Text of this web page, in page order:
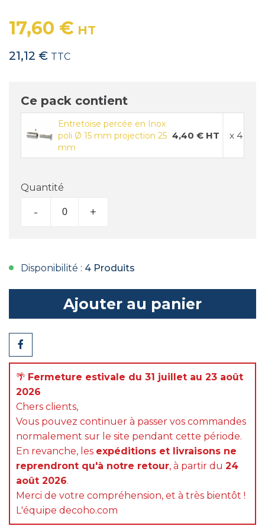
17,60 € HT
21,12 € TTC
Ce pack contient
Entretoise percée en Inox
poli Ø 15 mm projection 25
mm
4,40 € HT x 4
Quantité
- +
Disponibilité : 4 Produits
Ajouter au panier
Partager
🌴 Fermeture estivale du 31 juillet au 23 août
2026
Chers clients,
Vous pouvez continuer à passer vos commandes
normalement sur le site pendant cette période.
En revanche, les expéditions et livraisons ne
reprendront qu'à notre retour, à partir du 24
août 2026.
Merci de votre compréhension, et à très bientôt !
L'équipe decoho.com